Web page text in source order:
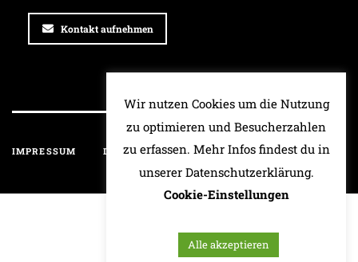
Kontakt aufnehmen
IMPRESSUM DATENSCHUTZ HAFTUNGSAUSSCHLUSS
Wir nutzen Cookies um die Nutzung
zu optimieren und Besucherzahlen
zu erfassen. Mehr Infos findest du in
unserer Datenschutzerklärung.
Cookie-Einstellungen
Alle akzeptieren